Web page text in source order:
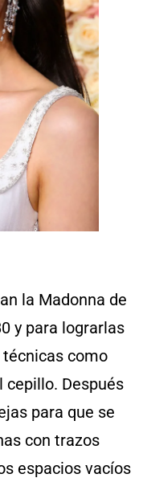
la Madonna de
y para lograrlas
como
cepillo. Después
para que se
con trazos
espacios vacíos